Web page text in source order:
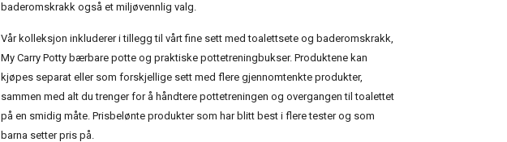
baderomskrakk også et miljøvennlig valg.
Vår kolleksjon inkluderer i tillegg til vårt fine sett med toalettsete og baderomskrakk,
My Carry Potty bærbare potte og praktiske pottetreningbukser. Produktene kan
kjøpes separat eller som forskjellige sett med flere gjennomtenkte produkter,
sammen med alt du trenger for å håndtere pottetreningen og overgangen til toalettet
på en smidig måte. Prisbelønte produkter som har blitt best i flere tester og som
barna setter pris på.